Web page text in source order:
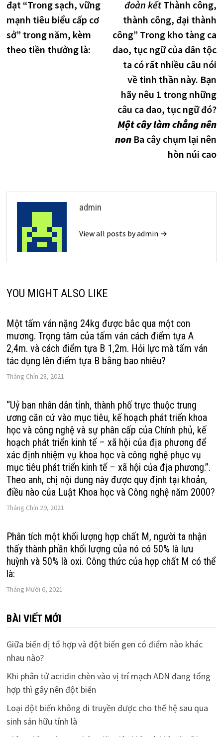
đạt “Trong sạch, vững
mạnh tiêu biểu cấp cơ
sở” trong năm, kèm
theo tiền thưởng là:
đoàn kếtThành công,
thành công, đại thành
công” Trong kho tàng ca
dao, tục ngữ của dân tộc
ta có rất nhiều câu nói
về tinh thần này. Bạn
hãy nêu 1 trong những
câu ca dao, tục ngữ đó?
Một cây làm chẳng nên
non Ba cây chụm lại nên
hòn núi cao
admin
View all posts by admin →
YOU MIGHT ALSO LIKE
Một tấm ván nặng 24kg được bắc qua một con
mương. Trọng tâm của tấm ván cách điểm tựa A
2,4m. và cách điểm tựa B 1,2m. Hỏi lực mà tấm ván
tác dụng lên điểm tựa B bằng bao nhiêu?
Tháng Chín 28, 2021
“Uỷ ban nhân dân tỉnh, thành phố trực thuộc trung
ương căn cứ vào mục tiêu, kế hoạch phát triển khoa
học và công nghệ và sự phân cấp của Chính phủ, kế
hoạch phát triển kinh tế – xã hội của địa phương để
xác định nhiệm vụ khoa học và công nghệ phục vụ
mục tiêu phát triển kinh tế – xã hội của địa phương.”.
Theo anh, chị nội dung này được quy định tại khoản,
điều nào của Luật Khoa học và Công nghệ năm 2000?
Tháng Chín 29, 2021
Phân tích một khối lượng hợp chất M, người ta nhận
thấy thành phần khối lượng của nó có 50% là lưu
huỳnh và 50% là oxi. Công thức của hợp chất M có thể
là:
Tháng Mười 6, 2021
BÀI VIẾT MỚI
Giữa biến dị tổ hợp và đột biến gen có điểm nào khác
nhau nào?
Khi phân tử acridin chèn vào vị trí mạch ADN đang tổng
hợp thì gây nên đột biến
Loại đột biến không di truyền được cho thế hệ sau qua
sinh sản hữu tính là